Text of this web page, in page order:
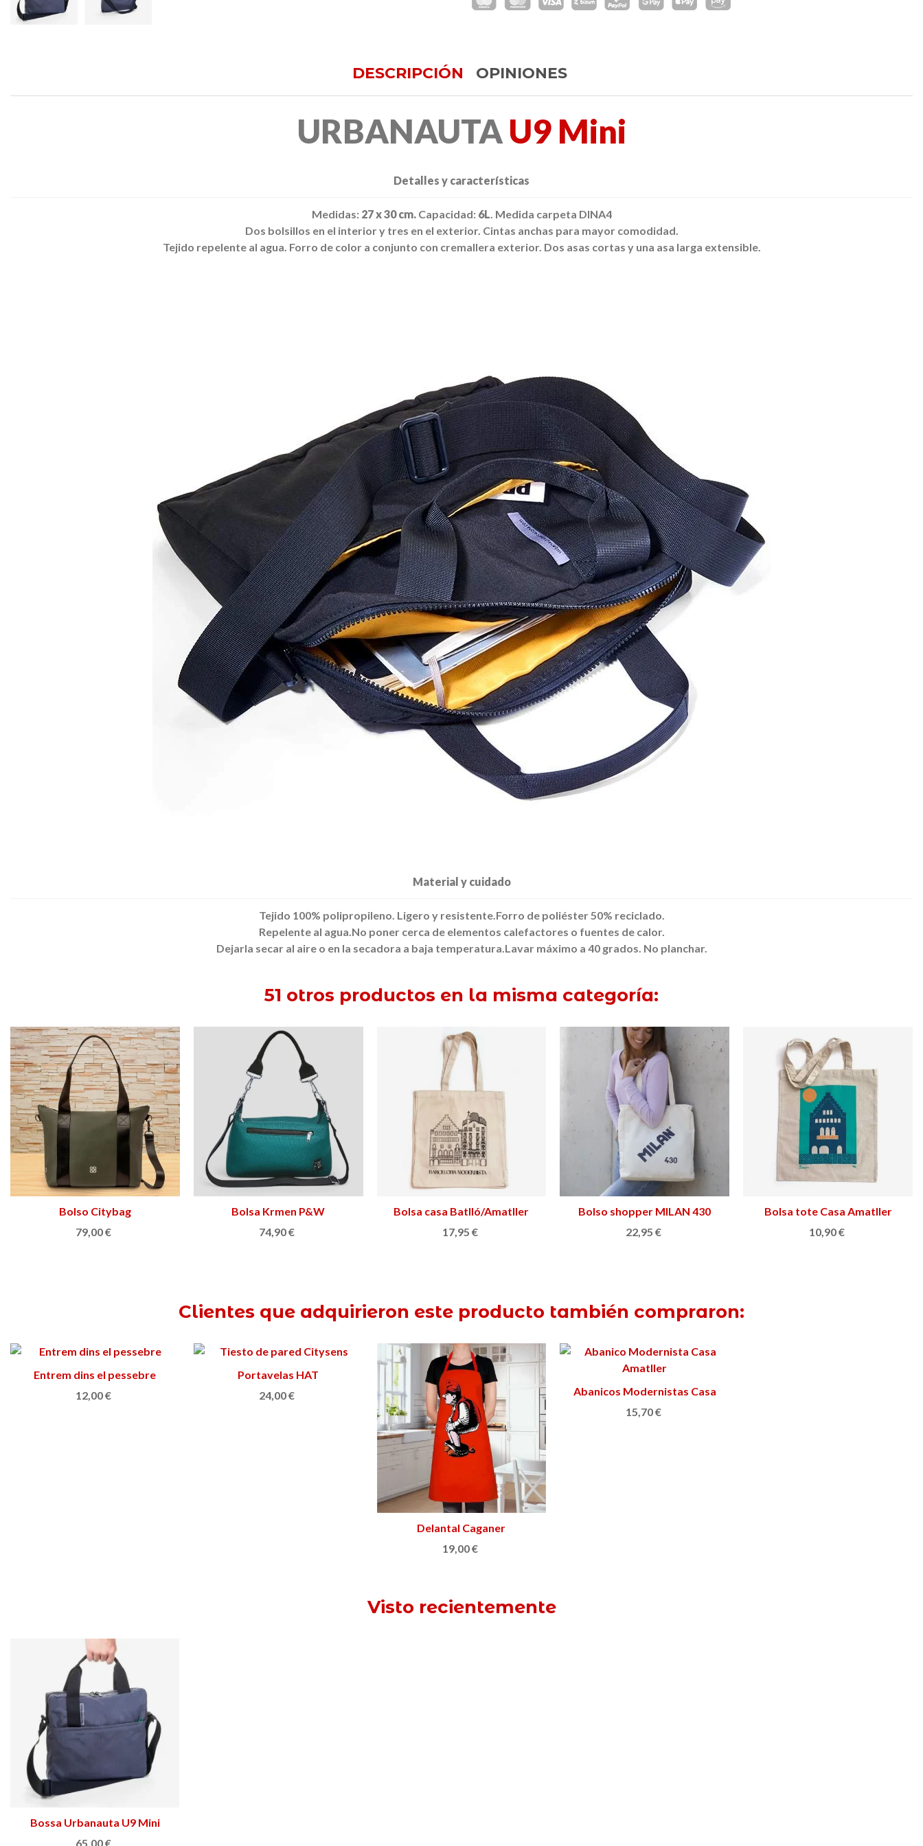
DESCRIPCIÓN OPINIONES
URBANAUTAU9 Mini
Detalles y características
Medidas: 27 x 30 cm. Capacidad: 6L. Medida carpeta DINA4
Dos bolsillos en el interior y tres en el exterior. Cintas anchas para mayor comodidad.
Tejido repelente al agua. Forro de color a conjunto con cremallera exterior. Dos asas cortas y una asa larga extensible.
Material y cuidado
Tejido 100% polipropileno. Ligero y resistente.Forro de poliéster 50% reciclado.
Repelente al agua.No poner cerca de elementos calefactores o fuentes de calor.
Dejarla secar al aire o en la secadora a baja temperatura.Lavar máximo a 40 grados. No planchar.
51 otros productos en la misma categoría:
Ver más
Bolso Citybag
79,00 €
Ver más
Bolsa Krmen P&W
74,90 €
Añadir al carrito
Bolsa casa Batlló/Amatller
17,95 €
Ver más
Bolso shopper MILAN 430
22,95 €
Añadir al carrito
Bolsa tote Casa Amatller
10,90 €
Clientes que adquirieron este producto también compraron:
Añadir al carrito
Entrem dins el pessebre
12,00 €
Ver más
Portavelas HAT
24,00 €
Añadir al carrito
Delantal Caganer
19,00 €
Ver más
Abanicos Modernistas Casa
Amatller
15,70 €
Visto recientemente
Ver más
Bossa Urbanauta U9 Mini
65,00 €